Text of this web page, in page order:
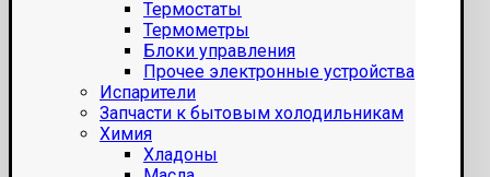
Термостаты
Термометры
Блоки управления
Прочее электронные устройства
Испарители
Запчасти к бытовым холодильникам
Химия
Хладоны